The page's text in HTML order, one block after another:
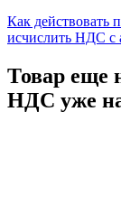
Как действовать
исчислить НДС с
Товар еще
НДС уже